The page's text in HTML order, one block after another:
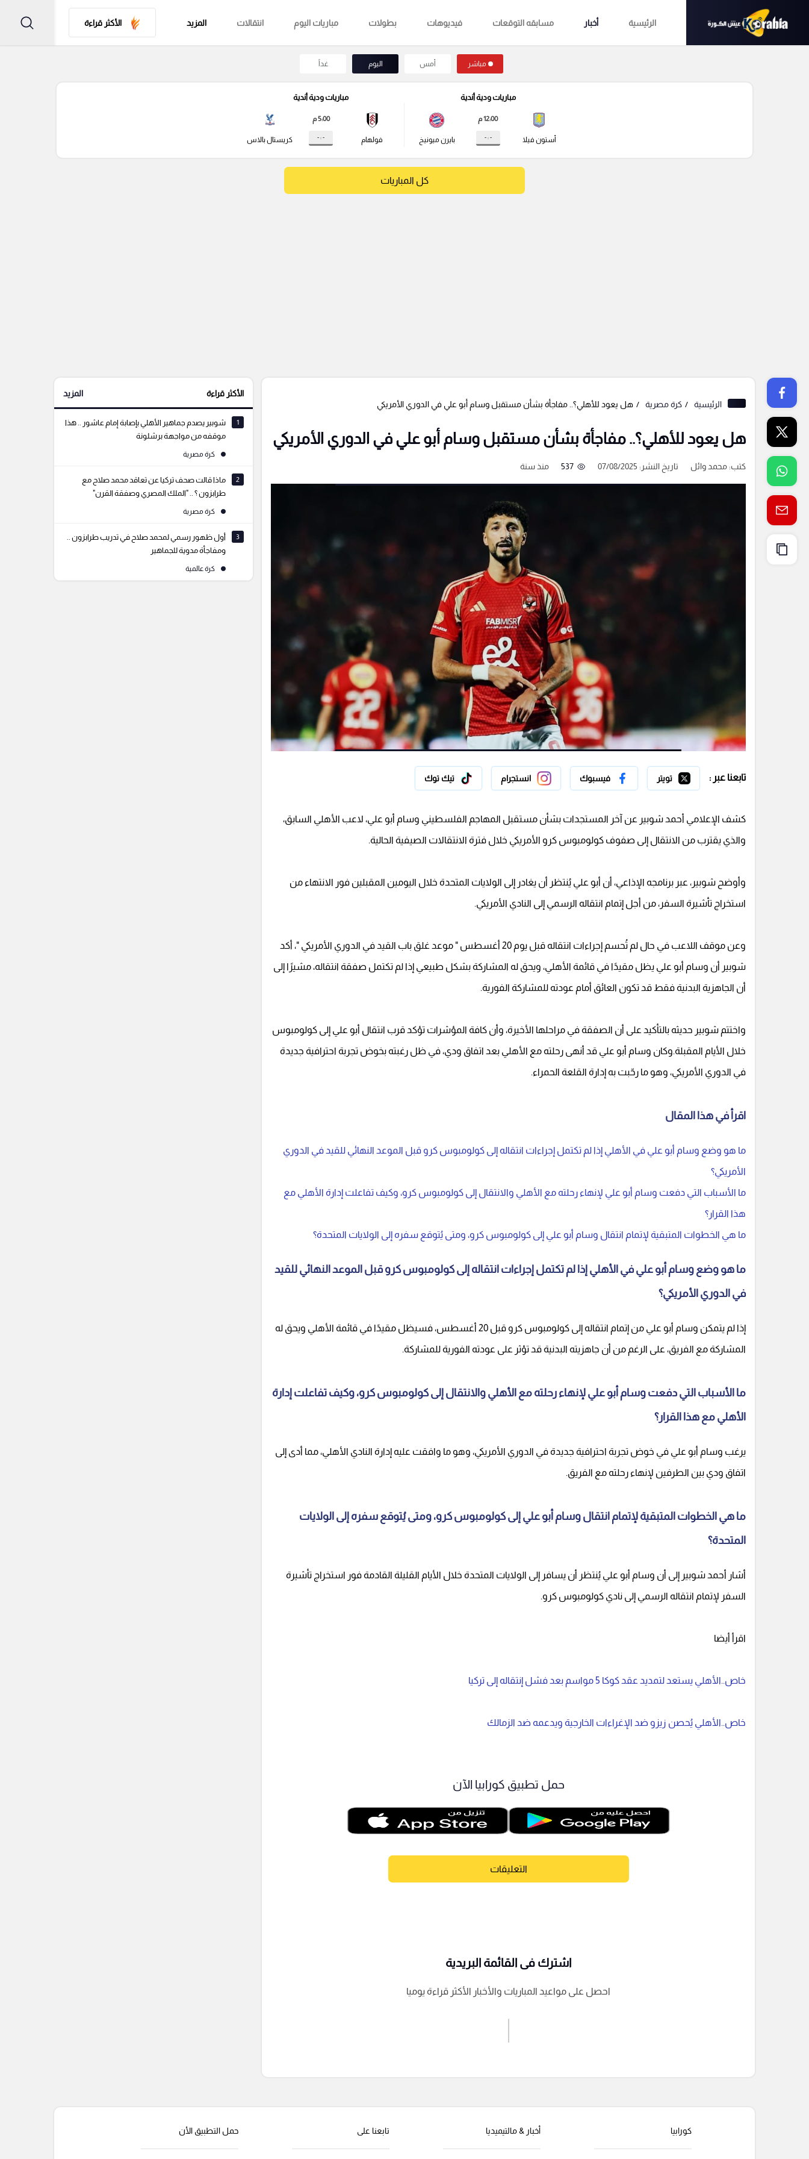
الرئيسية أخبار مسابقه التوقعات فيديوهات بطولات مباريات اليوم انتقالات المزيد الأكثر قراءة
مباشر أمس اليوم غداً
مباريات ودية أندية
أستون فيلا
12:00 م
- : - بايرن ميونيخ
مباريات ودية أندية
فولهام
5:00 م
- : - كريستال بالاس
كل المباريات
الرئيسية كرة مصرية هل يعود للأهلي؟.. مفاجأة بشأن مستقبل وسام أبو علي في الدوري الأمريكي
هل يعود للأهلي؟.. مفاجأة بشأن مستقبل وسام أبو علي في الدوري الأمريكي
كتب:محمد وائل تاريخ النشر: 07/08/2025 537 منذ سنة
تابعنا عبر : تويتر فيسبوك انستجرام تيك توك
كشف الإعلامي أحمد شوبير عن آخر المستجدات بشأن مستقبل المهاجم الفلسطيني وسام أبو علي، لاعب الأهلي السابق،
والذي يقترب من الانتقال إلى صفوف كولومبوس كرو الأمريكي خلال فترة الانتقالات الصيفية الحالية.
وأوضح شوبير، عبر برنامجه الإذاعي، أن أبو علي يُنتظر أن يغادر إلى الولايات المتحدة خلال اليومين المقبلين فور الانتهاء من
استخراج تأشيرة السفر، من أجل إتمام انتقاله الرسمي إلى النادي الأمريكي.
وعن موقف اللاعب في حال لم تُحسم إجراءات انتقاله قبل يوم 20 أغسطس " موعد غلق باب القيد في الدوري الأمريكي "، أكد
شوبير أن وسام أبو علي يظل مقيدًا في قائمة الأهلي، ويحق له المشاركة بشكل طبيعي إذا لم تكتمل صفقة انتقاله، مشيرًا إلى
أن الجاهزية البدنية فقط قد تكون العائق أمام عودته للمشاركة الفورية.
واختتم شوبير حديثه بالتأكيد على أن الصفقة في مراحلها الأخيرة، وأن كافة المؤشرات تؤكد قرب انتقال أبو علي إلى كولومبوس
خلال الأيام المقبلة.وكان وسام أبو علي قد أنهى رحلته مع الأهلي بعد اتفاق ودي، في ظل رغبته بخوض تجربة احترافية جديدة
في الدوري الأمريكي، وهو ما رحّبت به إدارة القلعة الحمراء.
اقرأ في هذا المقال
ما هو وضع وسام أبو علي في الأهلي إذا لم تكتمل إجراءات انتقاله إلى كولومبوس كرو قبل الموعد النهائي للقيد في الدوري
الأمريكي؟
ما الأسباب التي دفعت وسام أبو علي لإنهاء رحلته مع الأهلي والانتقال إلى كولومبوس كرو، وكيف تفاعلت إدارة الأهلي مع
هذا القرار؟
ما هي الخطوات المتبقية لإتمام انتقال وسام أبو علي إلى كولومبوس كرو، ومتى يُتوقع سفره إلى الولايات المتحدة؟
ما هو وضع وسام أبو علي في الأهلي إذا لم تكتمل إجراءات انتقاله إلى كولومبوس كرو قبل الموعد النهائي للقيد
في الدوري الأمريكي؟
إذا لم يتمكن وسام أبو علي من إتمام انتقاله إلى كولومبوس كرو قبل 20 أغسطس، فسيظل مقيدًا في قائمة الأهلي ويحق له
المشاركة مع الفريق، على الرغم من أن جاهزيته البدنية قد تؤثر على عودته الفورية للمشاركة.
ما الأسباب التي دفعت وسام أبو علي لإنهاء رحلته مع الأهلي والانتقال إلى كولومبوس كرو، وكيف تفاعلت إدارة
الأهلي مع هذا القرار؟
يرغب وسام أبو علي في خوض تجربة احترافية جديدة في الدوري الأمريكي، وهو ما وافقت عليه إدارة النادي الأهلي، مما أدى إلى
اتفاق ودي بين الطرفين لإنهاء رحلته مع الفريق.
ما هي الخطوات المتبقية لإتمام انتقال وسام أبو علي إلى كولومبوس كرو، ومتى يُتوقع سفره إلى الولايات
المتحدة؟
أشار أحمد شوبير إلى أن وسام أبو علي يُنتظر أن يسافر إلى الولايات المتحدة خلال الأيام القليلة القادمة فور استخراج تأشيرة
السفر لإتمام انتقاله الرسمي إلى نادي كولومبوس كرو.
اقرأ أيضا
خاص..الأهلي يستعد لتمديد عقد كوكا 5 مواسم بعد فشل إنتقاله إلى تركيا
خاص..الأهلي يُحصن زيزو ضد الإغراءات الخارجية ويدعمه ضد الزمالك
حمل تطبيق كورابيا الآن
التعليقات
إرسال تعليق
اشترك فى القائمة البريدية
احصل على مواعيد المباريات والأخبار الأكثر قراءة يوميا
الأكثر قراءة المزيد
1
شوبير يصدم جماهير الأهلي بإصابة إمام عاشور .. هذا
موقفه من مواجهة برشلونة
كرة مصرية
2
ماذا قالت صحف تركيا عن تعاقد محمد صلاح مع
طرابزون ؟ .. "الملك المصري وصفقة القرن"
كرة مصرية
3
أول ظهور رسمي لمحمد صلاح في تدريب طرابزون ..
ومفاجأة مدوية للجماهير
كرة عالمية
كورابيا أخبار & مالتيميديا تابعنا على حمل التطبيق الأن